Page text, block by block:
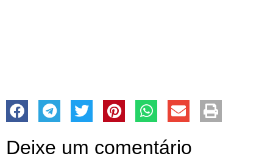
Deixe um comentário